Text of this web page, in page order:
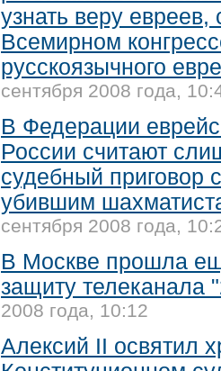
узнать веру евреев,
Всемирном
русскоязычного
сентября 2008 года,
В Федерации
России считают
судебный приговор
убившим
сентября 2008 года,
В Москве прошла
защиту телеканала
2008 года, 10:12
Алексий II освятил